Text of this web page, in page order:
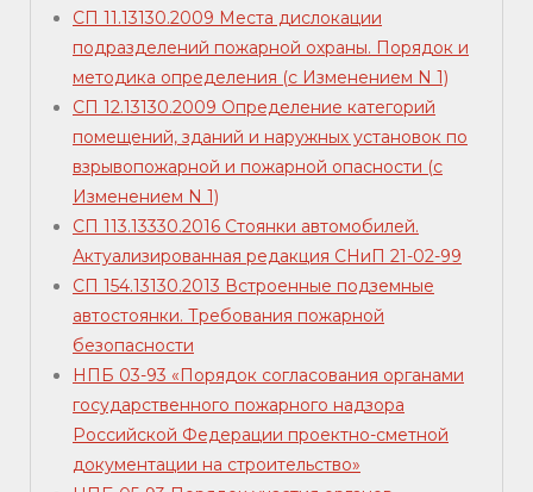
СП 11.13130.2009 Места дислокации
подразделений пожарной охраны. Порядок и
методика определения (с Изменением N 1)
СП 12.13130.2009 Определение категорий
помещений, зданий и наружных установок по
взрывопожарной и пожарной опасности (с
Изменением N 1)
СП 113.13330.2016 Стоянки автомобилей.
Актуализированная редакция СНиП 21-02-99
СП 154.13130.2013 Встроенные подземные
автостоянки. Требования пожарной
безопасности
НПБ 03-93 «Порядок согласования органами
государственного пожарного надзора
Российской Федерации проектно-сметной
документации на строительство»